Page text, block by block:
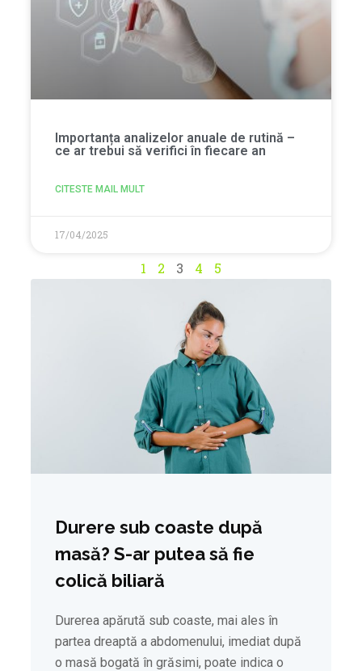
Importanța analizelor anuale de rutină –
ce ar trebui să verifici în fiecare an
CITESTE MAIL MULT
17/04/2025
1 2 3 4 5
Durere sub coaste după
masă? S-ar putea să fie
colică biliară
Durerea apărută sub coaste, mai ales în
partea dreaptă a abdomenului, imediat după
o masă bogată în grăsimi, poate indica o